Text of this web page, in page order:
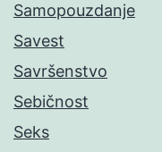
Samopouzdanje
Savest
Savršenstvo
Sebičnost
Seks